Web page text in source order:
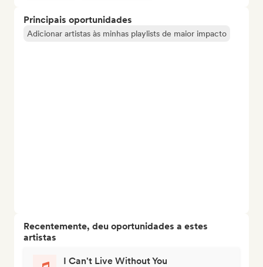
Principais oportunidades
Adicionar artistas às minhas playlists de maior impacto
Recentemente, deu oportunidades a estes
artistas
I Can't Live Without You